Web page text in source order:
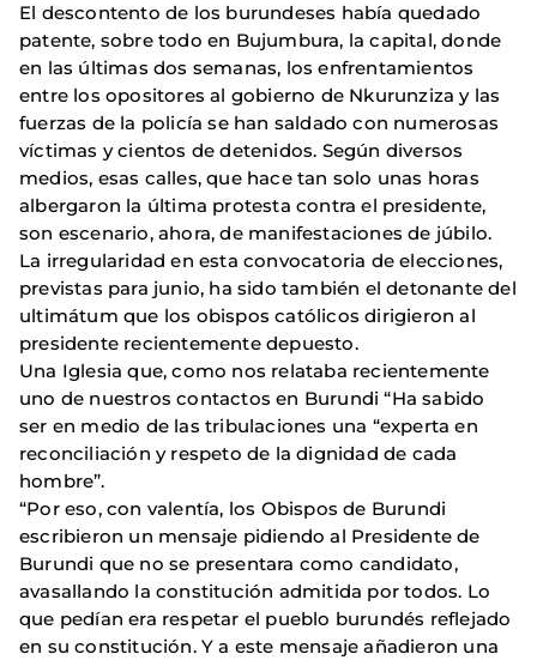
El descontento de los burundeses había quedado
patente, sobre todo en Bujumbura, la capital, donde
en las últimas dos semanas, los enfrentamientos
entre los opositores al gobierno de Nkurunziza y las
fuerzas de la policía se han saldado con numerosas
víctimas y cientos de detenidos. Según diversos
medios, esas calles, que hace tan solo unas horas
albergaron la última protesta contra el presidente,
son escenario, ahora, de manifestaciones de júbilo.
La irregularidad en esta convocatoria de elecciones,
previstas para junio, ha sido también el detonante del
ultimátum que los obispos católicos dirigieron al
presidente recientemente depuesto.
Una Iglesia que, como nos relataba recientemente
uno de nuestros contactos en Burundi “Ha sabido
ser en medio de las tribulaciones una “experta en
reconciliación y respeto de la dignidad de cada
hombre”.
“Por eso, con valentía, los Obispos de Burundi
escribieron un mensaje pidiendo al Presidente de
Burundi que no se presentara como candidato,
avasallando la constitución admitida por todos. Lo
que pedían era respetar el pueblo burundés reflejado
en su constitución. Y a este mensaje añadieron una